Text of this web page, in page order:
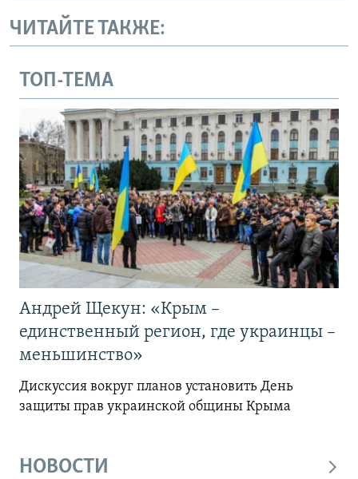
ЧИТАЙТЕ ТАКЖЕ:
ТОП-ТЕМА
Андрей Щекун: «Крым –
единственный регион, где украинцы –
меньшинство»
Дискуссия вокруг планов установить День
защиты прав украинской общины Крыма
НОВОСТИ